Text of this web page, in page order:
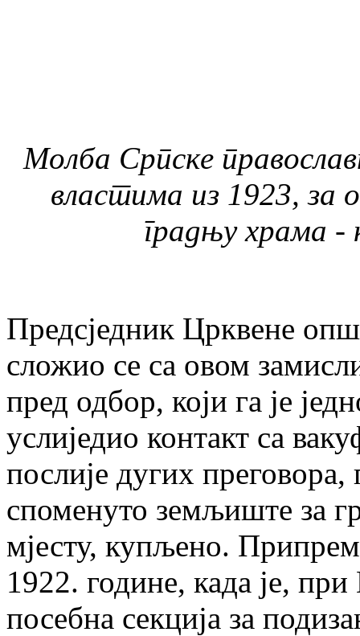
Молба Српске
властима из 1923, за
градњу храма -
Предсједник Црквене
сложио се са овом
пред одбор, који га је
услиједио контакт са
послије дугих преговора,
споменуто земљиште за
мјесту, купљено.
1922. године, када је,
посебна секција за